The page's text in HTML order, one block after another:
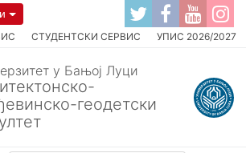
СТУДЕНТСКИ СЕРВИС УПИС 2026/2027
у Бањој Луци
геодетски